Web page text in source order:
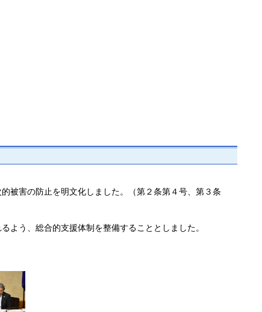
被害の防止を明文化しました。（第２条第４号、第３条
よう、総合的支援体制を整備することとしました。